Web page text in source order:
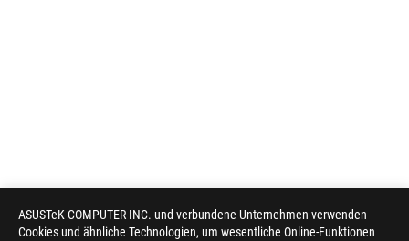
ASUSTeK COMPUTER INC. und verbundene Unternehmen verwenden
Cookies und ähnliche Technologien, um wesentliche Online-Funktionen